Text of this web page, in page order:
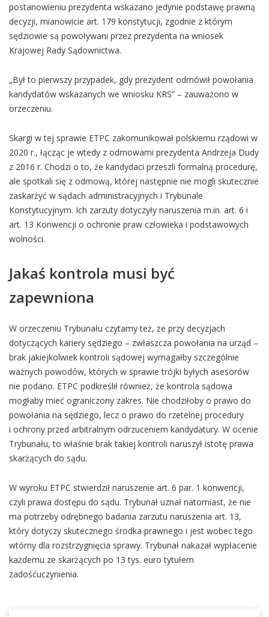
postanowieniu prezydenta wskazano jedynie podstawę prawną
decyzji, mianowicie art. 179 konstytucji, zgodnie z którym
sędziowie są powoływani przez prezydenta na wniosek
Krajowej Rady Sądownictwa.
„Był to pierwszy przypadek, gdy prezydent odmówił powołania
kandydatów wskazanych we wniosku KRS” – zauważono w
orzeczeniu.
Skargi w tej sprawie ETPC zakomunikował polskiemu rządowi w
2020 r., łącząc je wtedy z odmowami prezydenta Andrzeja Dudy
z 2016 r. Chodzi o to, że kandydaci przeszli formalną procedurę,
ale spotkali się z odmową, której następnie nie mogli skutecznie
zaskarżyć w sądach administracyjnych i Trybunale
Konstytucyjnym. Ich zarzuty dotyczyły naruszenia m.in. art. 6 i
art. 13 Konwencji o ochronie praw człowieka i podstawowych
wolności.
Jakaś kontrola musi być
zapewniona
W orzeczeniu Trybunału czytamy też, że przy decyzjach
dotyczących kariery sędziego – zwłaszcza powołania na urząd –
brak jakiejkolwiek kontroli sądowej wymagałby szczególnie
ważnych powodów, których w sprawie trójki byłych asesorów
nie podano. ETPC podkreślił również, że kontrola sądowa
mogłaby mieć ograniczony zakres. Nie chodziłoby o prawo do
powołania na sędziego, lecz o prawo do rzetelnej procedury
i ochrony przed arbitralnym odrzuceniem kandydatury. W ocenie
Trybunału, to właśnie brak takiej kontroli naruszył istotę prawa
skarżących do sądu.
W wyroku ETPC stwierdził naruszenie art. 6 par. 1 konwencji,
czyli prawa dostępu do sądu. Trybunał uznał natomiast, że nie
ma potrzeby odrębnego badania zarzutu naruszenia art. 13,
który dotyczy skutecznego środka prawnego i jest wobec tego
wtórny dla rozstrzygnięcia sprawy. Trybunał nakazał wypłacenie
każdemu ze skarżących po 13 tys. euro tytułem
zadośćuczynienia.